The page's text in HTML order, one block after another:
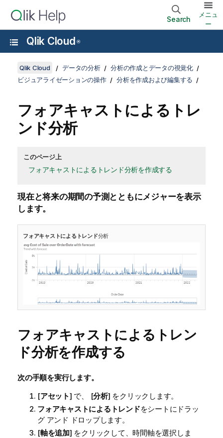
Search
メニュ
ー
Qlik Cloud ®
Qlik Cloud データの分析
分析の作成とデータの視覚化
ビジュアライゼーションの操作
分析を作成および編集する
フォアキャストによるトレ
ンド分析
このページ上
フォアキャストによるトレンド分析を作成する
現在と将来の期間の予測とともにメジャーを表示
します。
フォアキャストによるトレンド分析
フォアキャストによるトレン
ド分析を作成する
次の手順を実行します。
[アセット] で、 [分析] をクリックします。
フォアキャストによるトレンドをシートにドラッ
グ アンド ドロップします。
[軸を追加] をクリックして、時間軸を選択しま